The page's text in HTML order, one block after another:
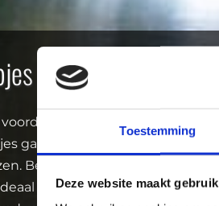
Toestemming
Deze website maakt
duurzame keuzes
gaan kwaliteit en
Bekijk bijvoorbeeld
als duurzaam cadeau. Of